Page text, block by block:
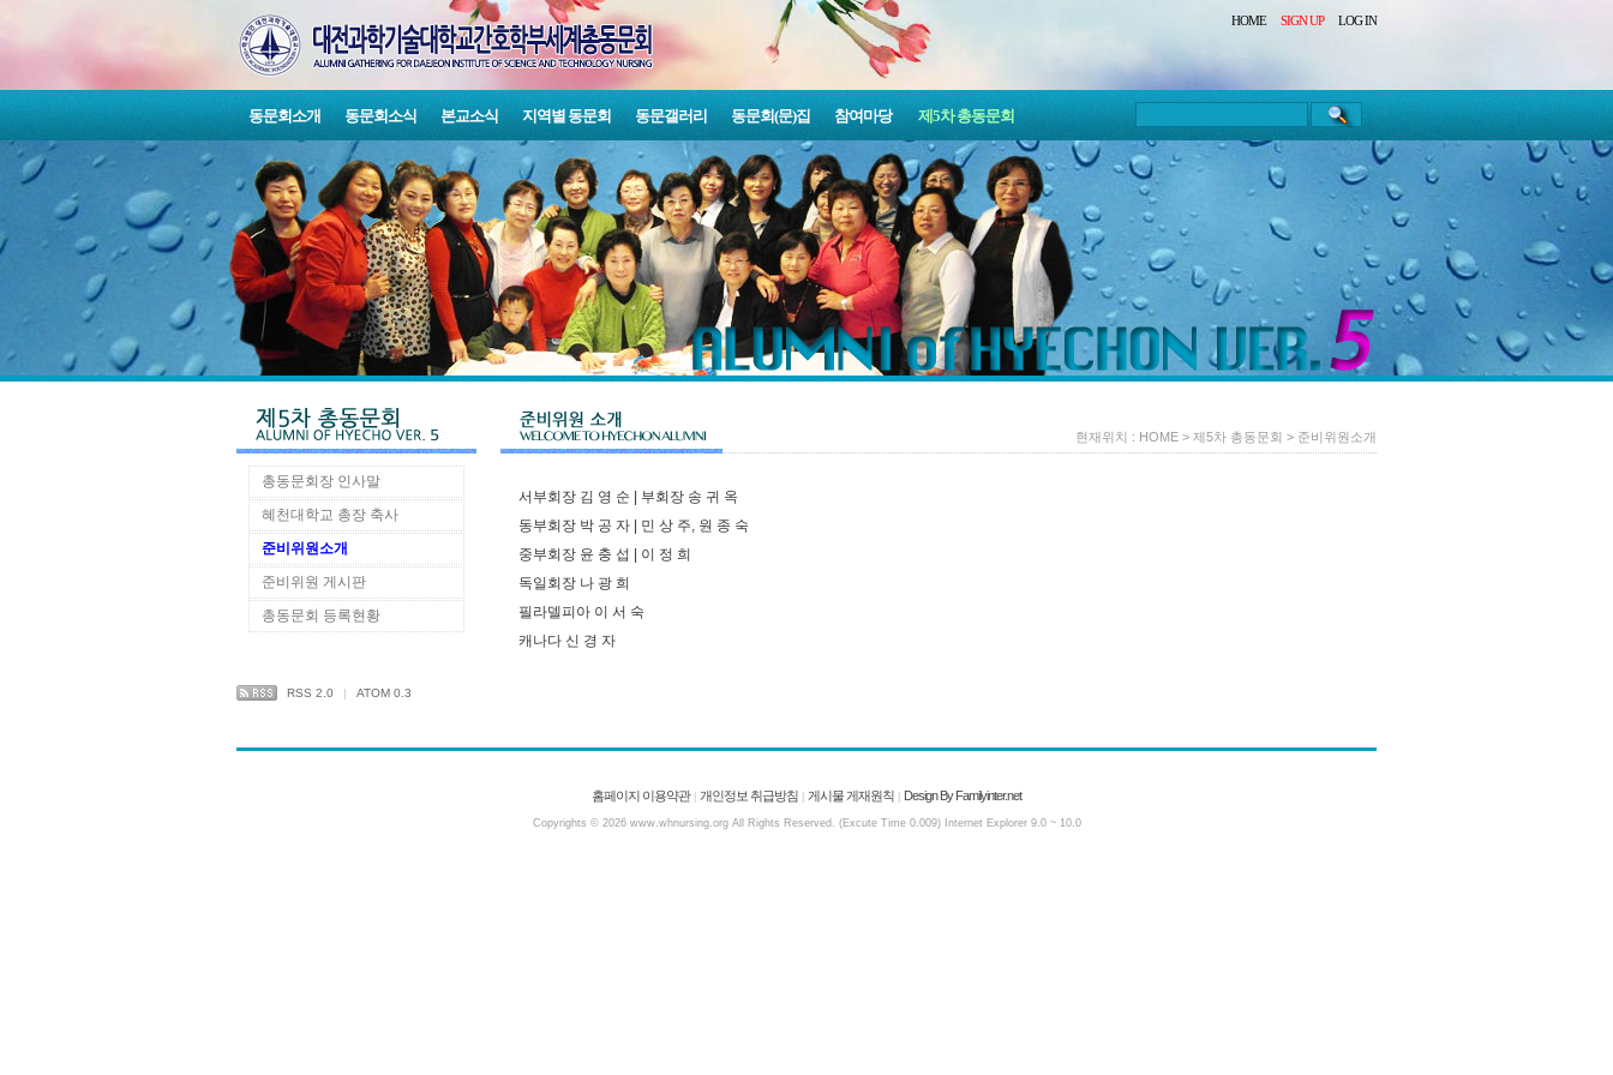
HOME SIGN UP LOG IN
동문회소개 동문회소식 본교소식 지역별 동문회 동문갤러리 동문회(문)집 참여마당 제5차 총동문회
총동문회장 인사말
혜천대학교 총장 축사
준비위원소개
준비위원 게시판
총동문회 등록현황
RSS 2.0 | ATOM 0.3
현재위치 : HOME > 제5차 총동문회 > 준비위원소개
서부회장 김 영 순 | 부회장 송 귀 옥
동부회장 박 공 자 | 민 상 주, 원 종 숙
중부회장 윤 충 섭 | 이 정 희
독일회장 나 광 희
필라델피아 이 서 숙
캐나다 신 경 자
홈페이지 이용약관 개인정보 취급방침 게시물 게재원칙 Design By Familyinter.net
Copyrights © 2026 www.whnursing.org All Rights Reserved. (Excute Time 0.009) Internet Explorer 9.0 ~ 10.0